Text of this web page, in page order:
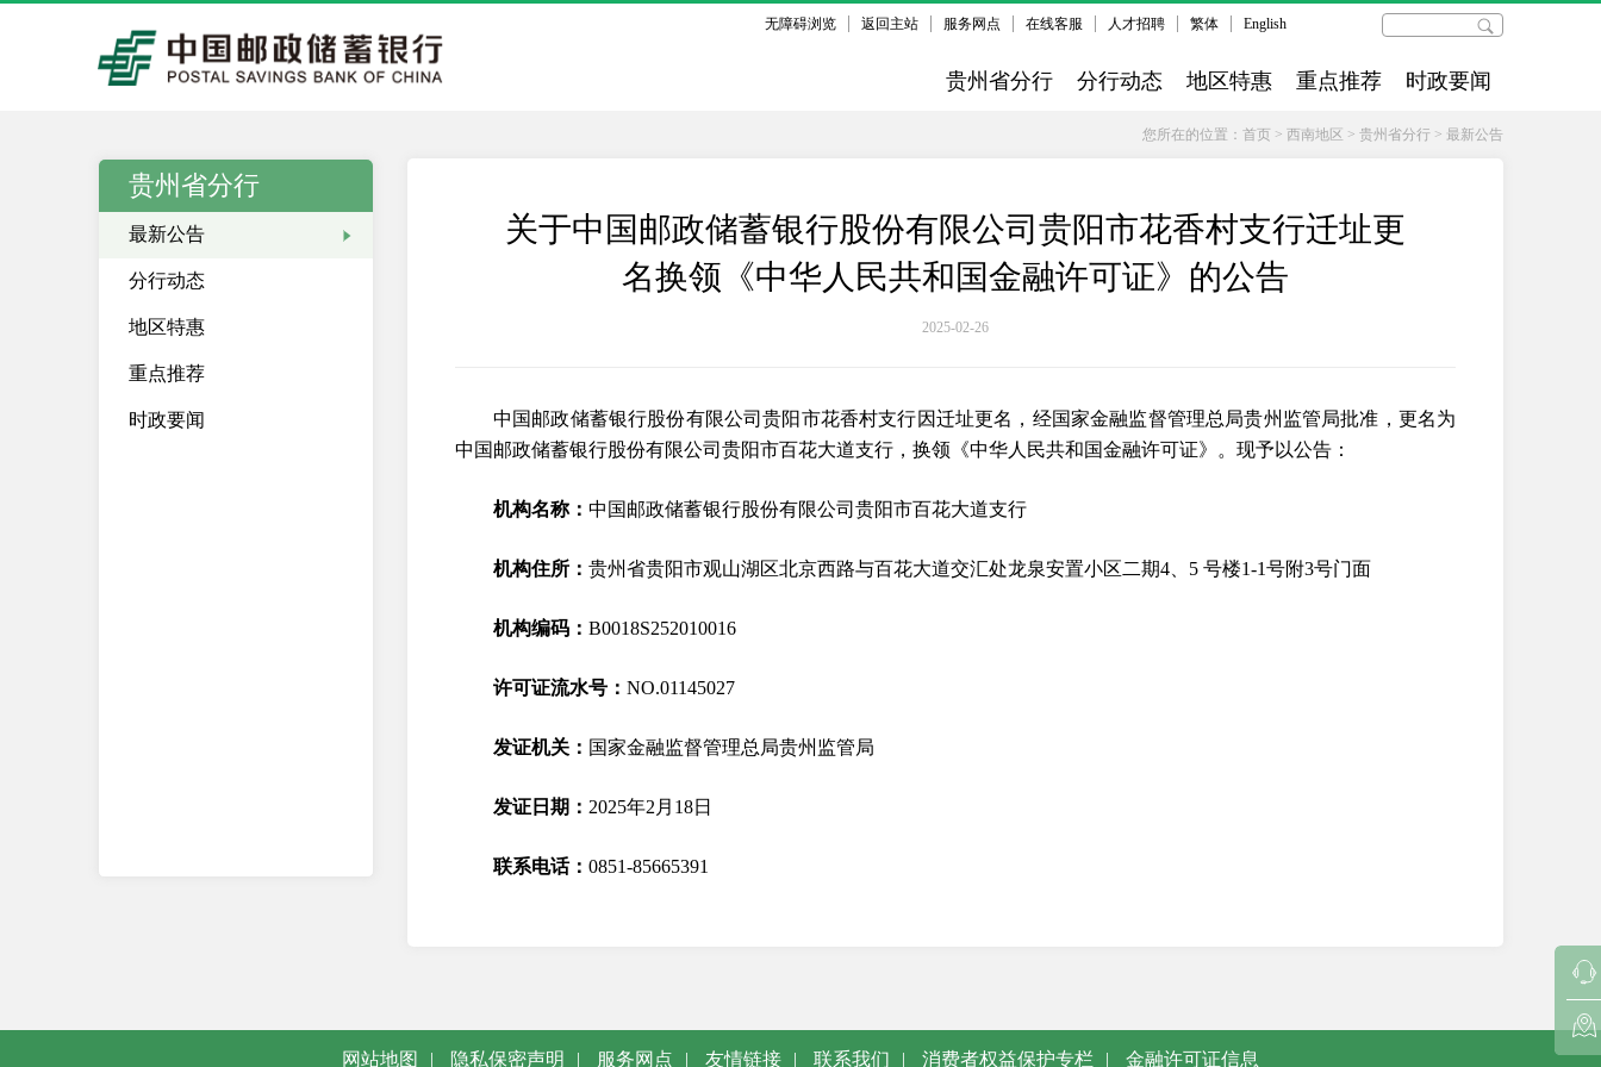
无障碍浏览 返回主站 服务网点 在线客服 人才招聘 繁体 English
贵州省分行 分行动态 地区特惠 重点推荐 时政要闻
您所在的位置： 首页 > 西南地区 > 贵州省分行 > 最新公告
贵州省分行
最新公告
分行动态
地区特惠
重点推荐
时政要闻
关于中国邮政储蓄银行股份有限公司贵阳市花香村支行迁址更
名换领《中华人民共和国金融许可证》的公告
2025-02-26
中国邮政储蓄银行股份有限公司贵阳市花香村支行因迁址更名，经国家金融监督管理总局贵州监管局批准，更名为
中国邮政储蓄银行股份有限公司贵阳市百花大道支行，换领《中华人民共和国金融许可证》。现予以公告：
机构名称： 中国邮政储蓄银行股份有限公司贵阳市百花大道支行
机构住所： 贵州省贵阳市观山湖区北京西路与百花大道交汇处龙泉安置小区二期4、5 号楼1-1号附3号门面
机构编码： B0018S252010016
许可证流水号： NO.01145027
发证机关： 国家金融监督管理总局贵州监管局
发证日期： 2025年2月18日
联系电话： 0851-85665391
网站地图 | 隐私保密声明 | 服务网点 | 友情链接 | 联系我们 | 消费者权益保护专栏 | 金融许可证信息